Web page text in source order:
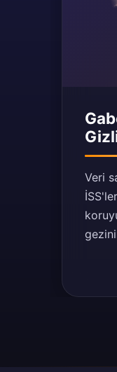
Veri